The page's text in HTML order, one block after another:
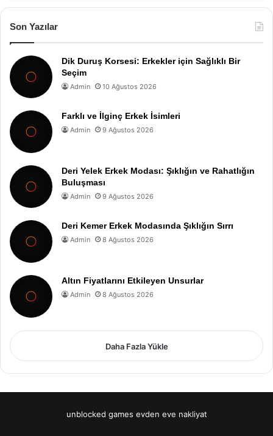
Son Yazılar
Dik Duruş Korsesi: Erkekler için Sağlıklı Bir
Seçim
Admin 10 Ağustos 2026
Farklı ve İlginç Erkek İsimleri
Admin 9 Ağustos 2026
Deri Yelek Erkek Modası: Şıklığın ve Rahatlığın
Buluşması
Admin 9 Ağustos 2026
Deri Kemer Erkek Modasında Şıklığın Sırrı
Admin 8 Ağustos 2026
Altın Fiyatlarını Etkileyen Unsurlar
Admin 8 Ağustos 2026
Daha Fazla Yükle
unblocked games evden eve nakliyat